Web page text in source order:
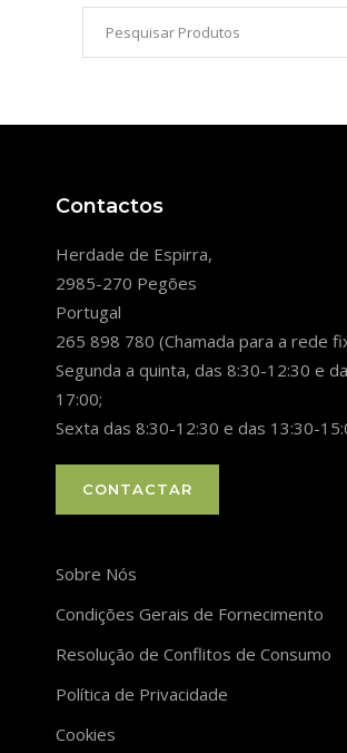
Contactos
Herdade de Espirra,
2985-270 Pegões
Portugal
265 898 780 (Chamada para a rede
Segunda a quinta, das 8:30-12:30 e
17:00;
Sexta das 8:30-12:30 e das 13:30-
CONTACTAR
Sobre Nós
Condições Gerais de Fornecimento
Resolução de Conflitos de Consumo
Política de Privacidade
Cookies